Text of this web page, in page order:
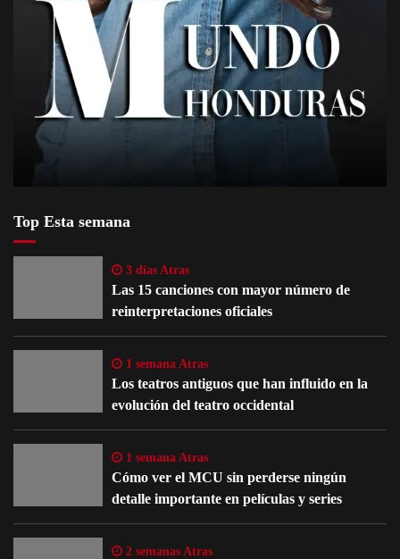
Top Esta semana
3 días Atras
Las 15 canciones con mayor número de
reinterpretaciones oficiales
1 semana Atras
Los teatros antiguos que han influido en la
evolución del teatro occidental
1 semana Atras
Cómo ver el MCU sin perderse ningún
detalle importante en películas y series
2 semanas Atras